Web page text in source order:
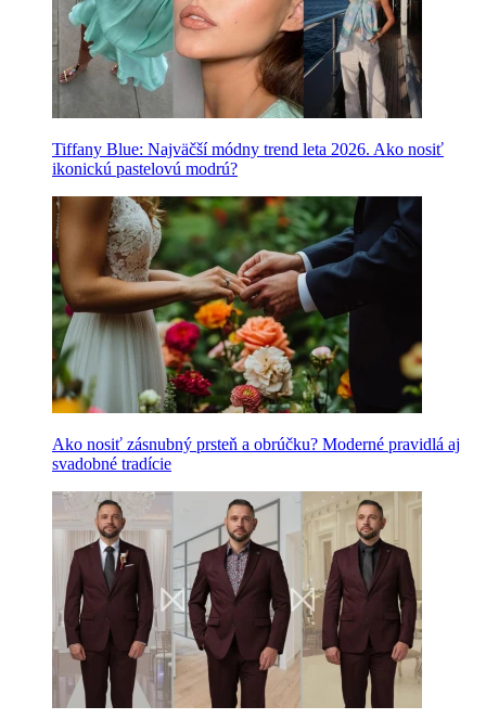
Tiffany Blue: Najväčší módny trend leta 2026. Ako nosiť
ikonickú pastelovú modrú?
Ako nosiť zásnubný prsteň a obrúčku? Moderné pravidlá aj
svadobné tradície